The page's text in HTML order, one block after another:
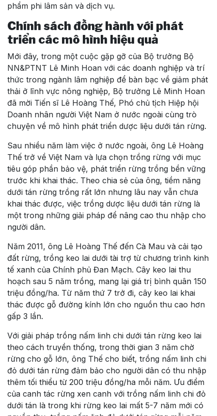
phẩm phi lâm sản và dịch vụ.
Chính sách đồng hành với phát
triển các mô hình hiệu quả
Mới đây, trong một cuộc gặp gỡ của Bộ trưởng Bộ
NN&PTNT Lê Minh Hoan với các doanh nghiệp và trí
thức trong ngành lâm nghiệp để bàn bạc về giảm phát
thải ở lĩnh vực nông nghiệp, Bộ trưởng Lê Minh Hoan
đã mời Tiến sĩ Lê Hoàng Thế, Phó chủ tịch Hiệp hội
Doanh nhân người Việt Nam ở nước ngoài cùng trò
chuyện về mô hình phát triển dược liệu dưới tán rừng.
Sau nhiều năm làm việc ở nước ngoài, ông Lê Hoàng
Thế trở về Việt Nam và lựa chọn trồng rừng với mục
tiêu góp phần bảo vệ, phát triển rừng trồng bền vững
trước khi khai thác. Theo chia sẻ của ông, tiềm năng
dưới tán rừng trồng rất lớn nhưng lâu nay vẫn chưa
khai thác được, việc trồng dược liệu dưới tán rừng là
một trong những giải pháp để nâng cao thu nhập cho
người dân.
Năm 2011, ông Lê Hoàng Thế đến Cà Mau và cải tạo
đất rừng, trồng keo lai dưới tài trợ từ chương trình kinh
tế xanh của Chính phủ Đan Mạch. Cây keo lai thu
hoạch sau 5 năm trồng, mang lại giá trị bình quân 150
triệu đồng/ha. Từ năm thứ 7 trở đi, cây keo lai khai
thác được gỗ đường kính lớn cho nguồn thu cao hơn
gấp 3 lần.
Với giải pháp trồng nấm linh chi dưới tán rừng keo lai
theo cách truyền thống, trong thời gian 3 năm chờ
rừng cho gỗ lớn, ông Thế cho biết, trồng nấm linh chi
đỏ dưới tán rừng đảm bảo cho người dân có thu nhập
thêm tối thiểu từ 200 triệu đồng/ha mỗi năm. Ưu điểm
của canh tác rừng xen canh với trồng nấm linh chi đỏ
dưới tán là trong khi rừng keo lai mất 5-7 năm mới có